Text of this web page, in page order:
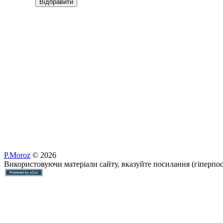
Відправити
P.Moroz © 2026
Використовуючи матеріали сайту, вказуйте посилання